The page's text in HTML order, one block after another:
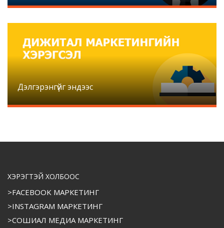
Дэлгэрэнгүйг эндээс
ХЭРЭГТЭЙ ХОЛБООС
>FACEBOOK МАРКЕТИНГ
>INSTAGRAM МАРКЕТИНГ
>СОШИАЛ МЕДИА МАРКЕТИНГ